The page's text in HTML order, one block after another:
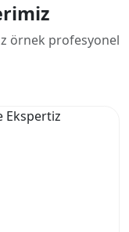
örnek profesyonel